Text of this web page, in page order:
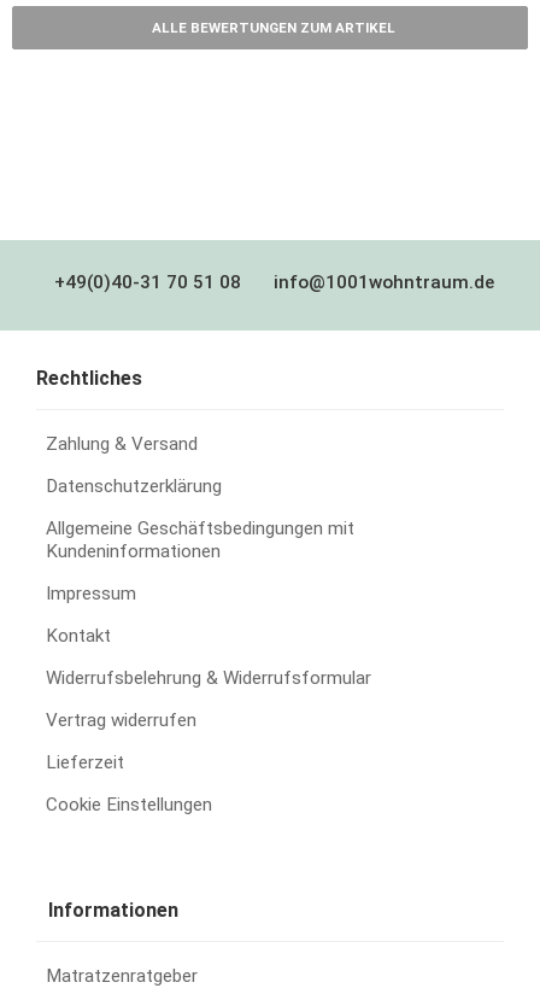
ALLE BEWERTUNGEN ZUM ARTIKEL
+49(0)40-31 70 51 08 info@1001wohntraum.de
Rechtliches
Zahlung & Versand
Datenschutzerklärung
Allgemeine Geschäftsbedingungen mit
Kundeninformationen
Impressum
Kontakt
Widerrufsbelehrung & Widerrufsformular
Vertrag widerrufen
Lieferzeit
Cookie Einstellungen
Informationen
Matratzenratgeber